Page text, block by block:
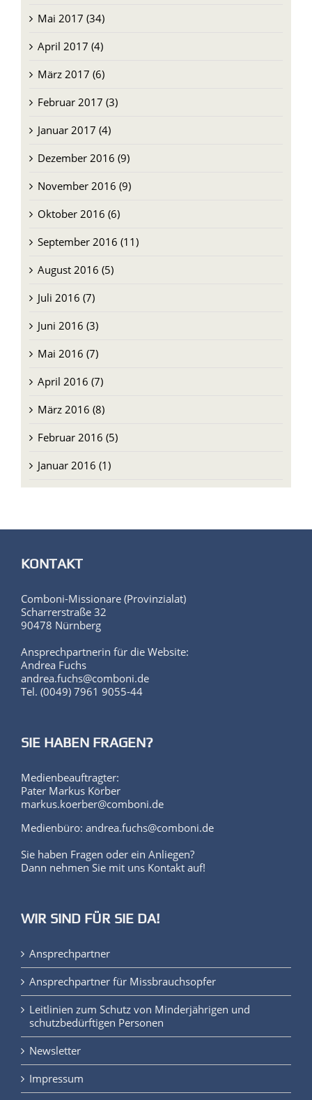
Mai 2017 (34)
April 2017 (4)
März 2017 (6)
Februar 2017 (3)
Januar 2017 (4)
Dezember 2016 (9)
November 2016 (9)
Oktober 2016 (6)
September 2016 (11)
August 2016 (5)
Juli 2016 (7)
Juni 2016 (3)
Mai 2016 (7)
April 2016 (7)
März 2016 (8)
Februar 2016 (5)
Januar 2016 (1)
KONTAKT
Comboni-Missionare (Provinzialat)
Scharrerstraße 32
90478 Nürnberg
Ansprechpartnerin für die Website:
Andrea Fuchs
andrea.fuchs@comboni.de
Tel. (0049) 7961 9055-44
SIE HABEN FRAGEN?
Medienbeauftragter:
Pater Markus Körber
markus.koerber@comboni.de
Medienbüro: andrea.fuchs@comboni.de
Sie haben Fragen oder ein Anliegen?
Dann nehmen Sie mit uns Kontakt auf!
WIR SIND FÜR SIE DA!
Ansprechpartner
Ansprechpartner für Missbrauchsopfer
Leitlinien zum Schutz von Minderjährigen und
schutzbedürftigen Personen
Newsletter
Impressum